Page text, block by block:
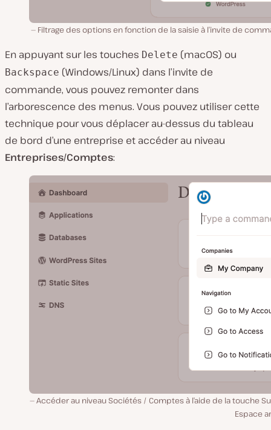
Filtrage des options en fonction de la saisie à l’invite de
En appuyant sur les touches Delete (macOS) ou
Backspace (Windows/Linux) dans l’invite de
commande, vous pouvez remonter dans
l’arborescence des menus. Vous pouvez utiliser cette
technique pour vous déplacer au-dessus du tableau
de bord d’une entreprise et accéder au niveau
Entreprises/Comptes:
Accéder au niveau Sociétés / Comptes à l’aide de la touche
Espace